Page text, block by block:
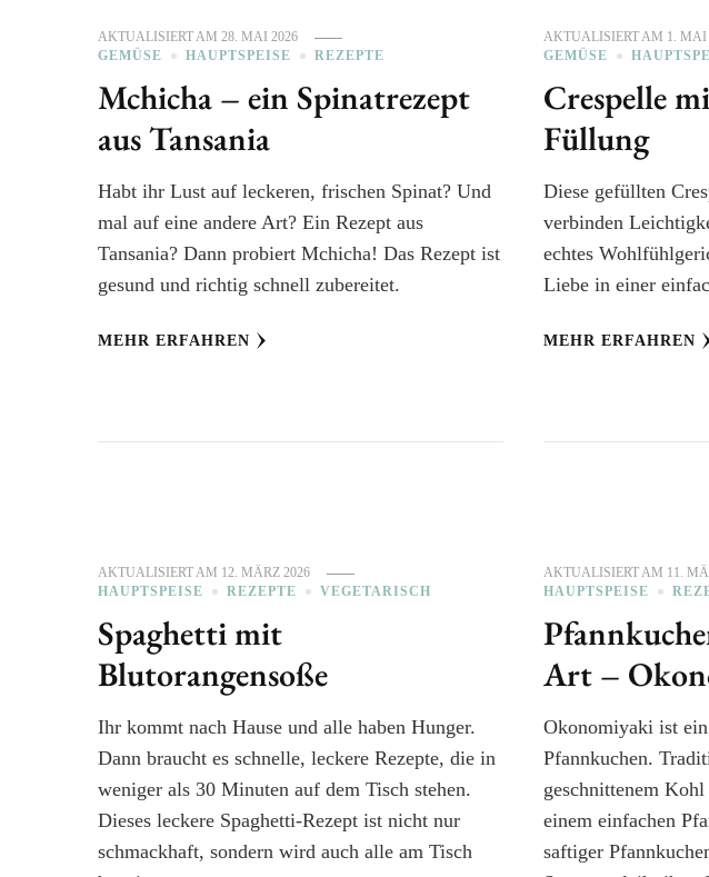
AKTUALISIERT AM 28. MAI 2026
GEMÜSE
HAUPTSPEISE REZEPTE
Mchicha – ein Spinatrezept
aus Tansania
Habt ihr Lust auf leckeren, frischen Spinat? Und
mal auf eine andere Art? Ein Rezept aus
Tansania? Dann probiert Mchicha! Das Rezept ist
gesund und richtig schnell zubereitet.
MEHR ERFAHREN
AKTUALISIERT AM 1. MAI
GEMÜSE
Crespelle
Füllung
Diese gefüllten
verbinden
echtes
Liebe in einer
MEHR ERFAHREN
AKTUALISIERT AM 12. MÄRZ 2026
HAUPTSPEISE
REZEPTE VEGETARISCH
Spaghetti mit
Blutorangensoße
Ihr kommt nach Hause und alle haben Hunger.
Dann braucht es schnelle, leckere Rezepte, die in
weniger als 30 Minuten auf dem Tisch stehen.
Dieses leckere Spaghetti-Rezept ist nicht nur
schmackhaft, sondern wird auch alle am Tisch
AKTUALISIERT AM 11.
HAUPTSPEISE
Art –
Okonomiyaki ist
Pfannkuchen.
geschnittenem
einem einfachen
saftiger